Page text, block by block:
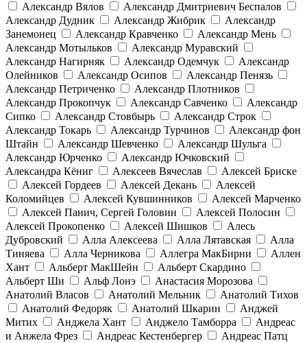
Александр Вялов
Александр Дмитриевич Беспалов
Александр Дудник
Александр Жибрик
Александр
Занемонец
Александр Кравченко
Александр Мень
Александр Мотыльков
Александр Муравский
Александр Нагирняк
Александр Одемчук
Александр
Олейников
Александр Осипов
Александр Пенязь
Александр Петриченко
Александр Плотников
Александр Прокопчук
Александр Савченко
Александр
Сипко
Александр Стовбырь
Александр Строк
Александр Токарь
Александр Турчинов
Александр фон
Штайн
Александр Шевченко
Александр Шульга
Александр Юрченко
Александр Ючковский
Александра Кёниг
Алексеев Вячеслав
Алексей Бриске
Алексей Гордеев
Алексей Декань
Алексей
Коломийцев
Алексей Кувшинников
Алексей Марченко
Алексей Панич, Сергей Головин
Алексей Полосин
Алексей Прокопенко
Алексей Шишков
Алесь
Дубровский
Алла Алексеева Алла Лятавская
Алла
Тиняева
Алла Черникова Аллегра МакБирни
Аллен
Хант
Альберт МакШейн
Альберт Скардино
Альберт Ши
Альф Лонэ
Анастасия Морозова
Анатолий Власов
Анатолий Мельник
Анатолий Тихов
Анатолий Федоряк
Анатолий Шкарин
Анджей
Митих
Анджела Хант Анджело Тамборра
Андреас
и Анжела Фрез
Андреас Кестенбергер
Андреас Патц